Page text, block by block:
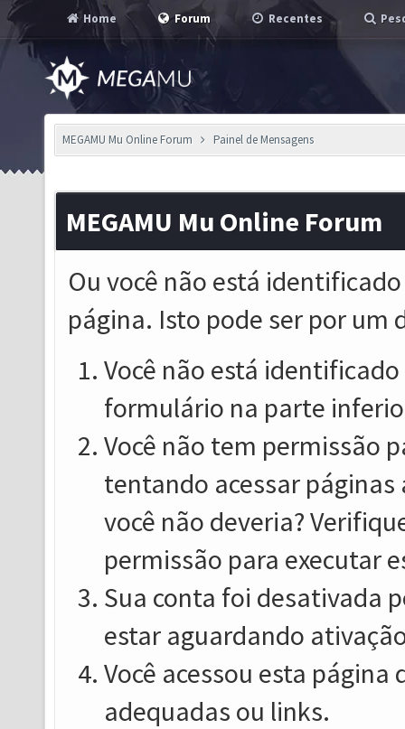
Home Forum Recentes
MEGAMU Mu Online Forum Painel de Mensagens
MEGAMU Mu Online Forum
Ou você não está
página. Isto pode ser por um
Você não está
formulário na parte
Você não tem permissão
tentando acessar
você não deveria?
permissão para executar
Sua conta foi desativada
estar aguardando
Você acessou esta
adequadas ou links.